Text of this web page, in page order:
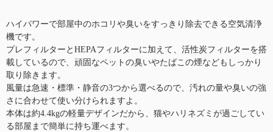
ハイパワーで部屋中のホコリや臭いをすっきり除去できる空気清浄
機です。
プレフィルターとHEPAフィルターに加えて、活性炭フィルターを搭
載しているので、頑固なペットの臭いやたばこの煙などもしっかり
取り除きます。
風量は急速・標準・静音の3つから選べるので、汚れの量や臭いの強
さに合わせて使い分けられますよ。
本体は約4.4kgの軽量デザインだから、猫やハリネズミが過ごしてい
る部屋まで簡単に持ち運べます。